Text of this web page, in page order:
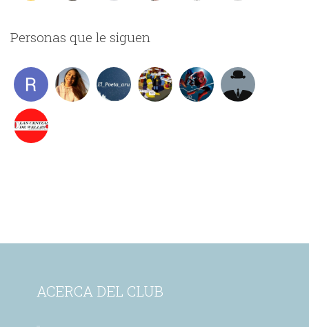
Personas que le siguen
ACERCA DEL CLUB